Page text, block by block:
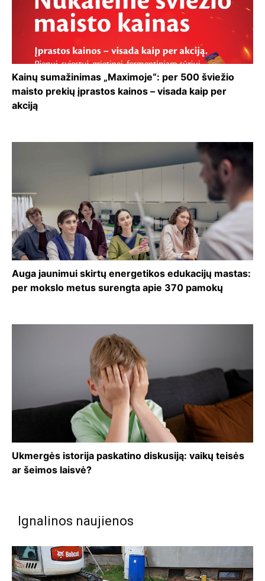
Kainų sumažinimas „Maximoje“: per 500 šviežio
maisto prekių įprastos kainos – visada kaip per
akciją
Auga jaunimui skirtų energetikos edukacijų mastas:
per mokslo metus surengta apie 370 pamokų
Ukmergės istorija paskatino diskusiją: vaikų teisės
ar šeimos laisvė?
Ignalinos naujienos